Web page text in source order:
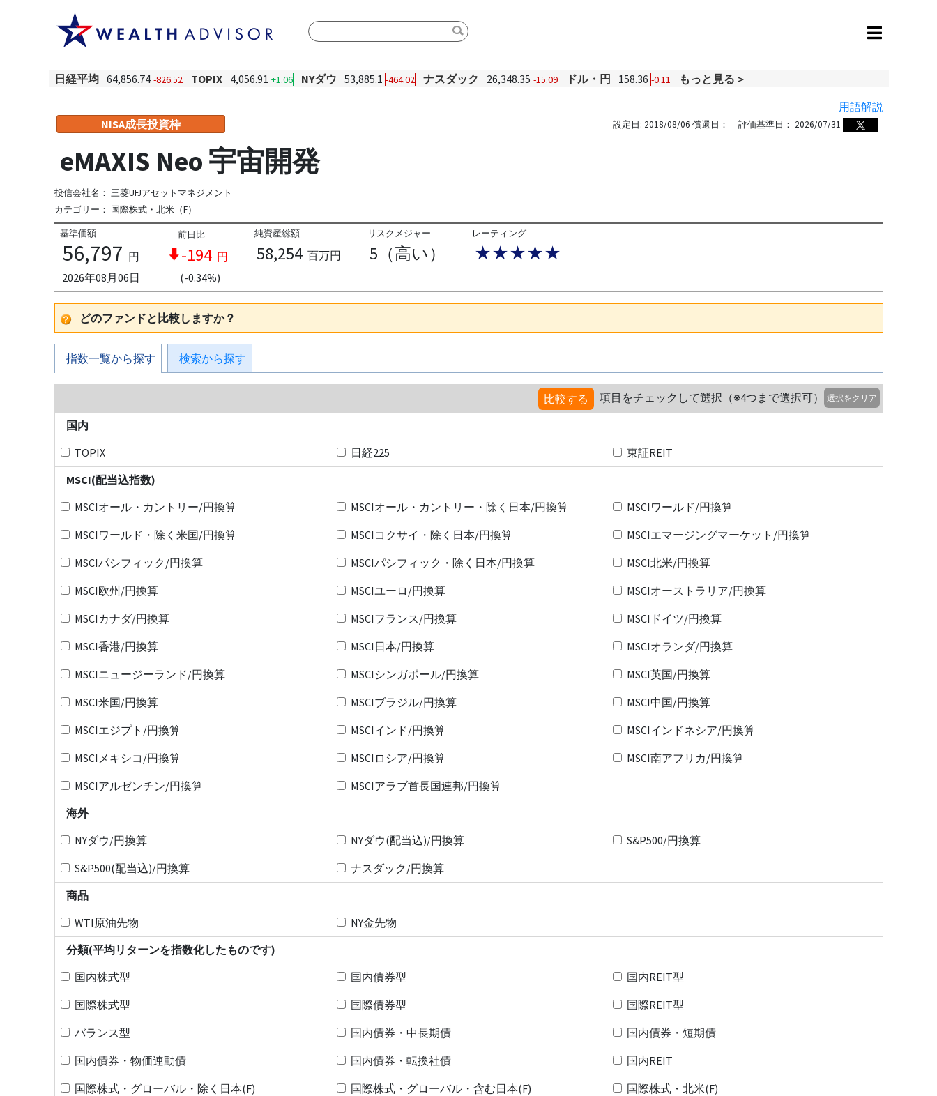
日経平均 64,856.74 -826.52 TOPIX 4,056.91 +1.06 NYダウ 53,885.1 -464.02 ナスダック 26,348.35 -15.09 ドル・円 158.36 -0.11
もっと見る＞
用語解説
NISA成長投資枠
設定日: 2018/08/06 償還日： -- 評価基準日： 2026/07/31
eMAXIS Neo 宇宙開発
投信会社名： 三菱UFJアセットマネジメント
カテゴリー： 国際株式・北米（F）
基準価額
56,797 円
2026年08月06日
前日比
-194 円
(-0.34%)
純資産総額
58,254 百万円
リスクメジャー
5（高い）
レーティング
★★★★★
どのファンドと比較しますか？
指数一覧から探す 検索から探す
比較する 項目をチェックして選択（※4つまで選択可） 選択をクリア
国内
TOPIX
日経225
東証REIT
MSCI(配当込指数)
MSCIオール・カントリー/円換算
MSCIオール・カントリー・除く日本/円換算
MSCIワールド/円換算
MSCIワールド・除く米国/円換算
MSCIコクサイ・除く日本/円換算
MSCIエマージングマーケット/円換算
MSCIパシフィック/円換算
MSCIパシフィック・除く日本/円換算
MSCI北米/円換算
MSCI欧州/円換算
MSCIユーロ/円換算
MSCIオーストラリア/円換算
MSCIカナダ/円換算
MSCIフランス/円換算
MSCIドイツ/円換算
MSCI香港/円換算
MSCI日本/円換算
MSCIオランダ/円換算
MSCIニュージーランド/円換算
MSCIシンガポール/円換算
MSCI英国/円換算
MSCI米国/円換算
MSCIブラジル/円換算
MSCI中国/円換算
MSCIエジプト/円換算
MSCIインド/円換算
MSCIインドネシア/円換算
MSCIメキシコ/円換算
MSCIロシア/円換算
MSCI南アフリカ/円換算
MSCIアルゼンチン/円換算
MSCIアラブ首長国連邦/円換算
海外
NYダウ/円換算
NYダウ(配当込)/円換算
S&P500/円換算
S&P500(配当込)/円換算
ナスダック/円換算
商品
WTI原油先物
NY金先物
分類(平均リターンを指数化したものです)
国内株式型
国内債券型
国内REIT型
国際株式型
国際債券型
国際REIT型
バランス型
国内債券・中長期債
国内債券・短期債
国内債券・物価連動債
国内債券・転換社債
国内REIT
国際株式・グローバル・除く日本(F)
国際株式・グローバル・含む日本(F)
国際株式・北米(F)